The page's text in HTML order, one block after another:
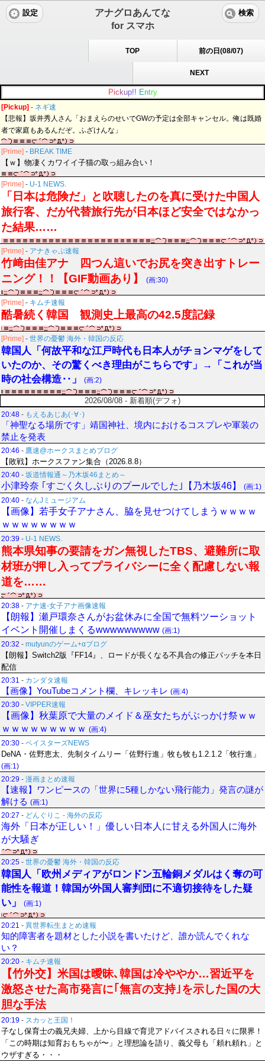
アナグロあんてな
for スマホ
設定 検索
TOP 前の日(08/07)
NEXT
Pic kup!! Entry
[Pickup] - ネギ速
【悲報】坂井秀人さん「おまえらのせいでGWの予定は全部キャンセル。俺は既婚
者で家庭もあるんだぞ。ふざけんな」
[Prime] - BREAK TIME
【ｗ】物凄くカワイイ子猫の取っ組み合い！
[Prime] - U-1 NEWS.
「日本は危険だ」と吹聴したのを真に受けた中国人
旅行客、だが代替旅行先が日本ほど安全ではなかっ
た結果……
[Prime] - アナきゃぷ速報
竹﨑由佳アナ 四つん這いでお尻を突き出すトレー
ニング！！【GIF動画あり】
(画:30)
[Prime] - キムチ速報
酷暑続く韓国 観測史上最高の42.5度記録
[Prime] - 世界の憂鬱 海外・韓国の反応
韓国人「何故平和な江戸時代も日本人がチョンマゲをして
いたのか、その驚くべき理由がこちらです」→「これが当
時の社会構造‥」
(画:2)
2026/08/08 - 新着順(デフォ)
20:48 - もえるあじあ(･∀･)
「神聖なる場所です」靖国神社、境内におけるコスプレや軍装の
禁止を発表
20:46 - 鷹速@ホークスまとめブログ
【敗戦】ホークスファン集合（2026.8.8）
20:40 - 坂道情報通～乃木坂46まとめ～
小津玲奈 ｢すごく久しぶりのプールでした｣【乃木坂46】
(画:1)
20:40 - なんJミュージアム
【画像】若手女子アナさん、脇を見せつけてしまうｗｗｗｗ
ｗｗｗｗｗｗｗｗ
20:39 - U-1 NEWS.
熊本県知事の要請をガン無視したTBS、避難所に取
材班が押し入ってプライバシーに全く配慮しない報
道を……
20:38 - アナ速‐女子アナ画像速報
【朗報】瀬戸環奈さんがお盆休みに全国で無料ツーショット
イベント開催しまくるwwwwwwwww (画:1)
20:32 - mutyunのゲーム+αブログ
【朗報】Switch2版『FF14』、ロードが長くなる不具合の修正パッチを本日
配信
20:31 - カンダタ速報
【画像】YouTubeコメント欄、キレッキレ (画:4)
20:30 - VIPPER速報
【画像】秋葉原で大量のメイド＆巫女たちがぶっかけ祭ｗｗ
ｗｗｗｗｗｗｗｗｗ (画:4)
20:30 - ベイスターズNEWS
DeNA・佐野恵太、先制タイムリー「佐野行進」牧も牧も1.2.1.2「牧行進」
(画:1)
20:29 - 漫画まとめ速報
【速報】ワンピースの「世界に5種しかない飛行能力」発言の謎が
解ける (画:1)
20:27 - どんぐりこ - 海外の反応
海外「日本が正しい！」優しい日本人に甘える外国人に海外
が大騒ぎ
20:25 - 世界の憂鬱 海外・韓国の反応
韓国人「欧州メディアがロンドン五輪銅メダルはく奪の可
能性を報道！韓国が外国人審判団に不適切接待をした疑
い」
(画:1)
20:21 - 異世界転生まとめ速報
知的障害者を題材とした小説を書いたけど、誰か読んでくれな
い？
20:20 - キムチ速報
【竹外交】米国は曖昧､韓国は冷ややか…習近平を
激怒させた高市発言に｢無言の支持｣を示した国の大
胆な手法
20:19 - スカッと王国！
子なし保育士の義兄夫婦、上から目線で育児アドバイスされる日々に限界！
「この時期は知育おもちゃが〜」と理想論を語り、義父母も「頼れ頼れ」と
ウザすぎる・・・